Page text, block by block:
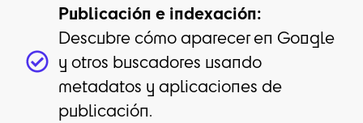
Publicación e indexación:
Descubre cómo aparecer en Google
y otros buscadores usando
metadatos y aplicaciones de
publicación.